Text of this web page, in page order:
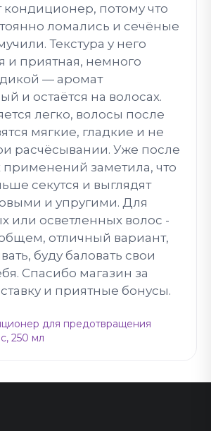
кондиционер, потому что
ломались и сечёные
Текстура у него
и приятная, немного
— аромат
и остаётся на волосах.
легко, волосы после
мягкие, гладкие и не
расчёсывании. Уже после
применений заметила, что
секутся и выглядят
и упругими. Для
или осветленных волос -
отличный вариант,
буду баловать свои
Спасибо магазин за
и приятные бонусы.
для предотвращения
250 мл